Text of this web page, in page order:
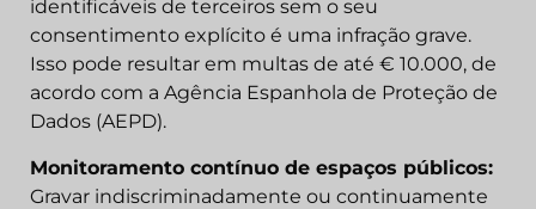
identificáveis de terceiros sem o seu
consentimento explícito é uma infração grave.
Isso pode resultar em multas de até € 10.000, de
acordo com a Agência Espanhola de Proteção de
Dados (AEPD).
Monitoramento contínuo de espaços públicos:
Gravar indiscriminadamente ou continuamente